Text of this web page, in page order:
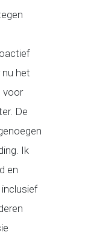
het
voor
De
Ik
en